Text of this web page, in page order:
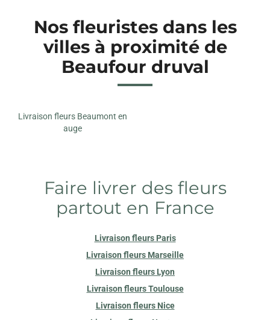
Nos fleuristes dans les
villes à proximité de
Beaufour druval
Livraison fleurs Beaumont en
auge
Faire livrer des fleurs
partout en France
Livraison fleurs Paris
Livraison fleurs Marseille
Livraison fleurs Lyon
Livraison fleurs Toulouse
Livraison fleurs Nice